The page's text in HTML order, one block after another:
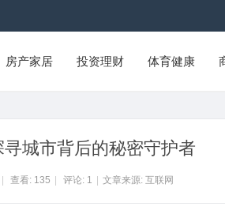
房产家居 投资理财 体育健康
城市背后的秘密守护者
查看: 135 评论: 1 文章来源: 互联网